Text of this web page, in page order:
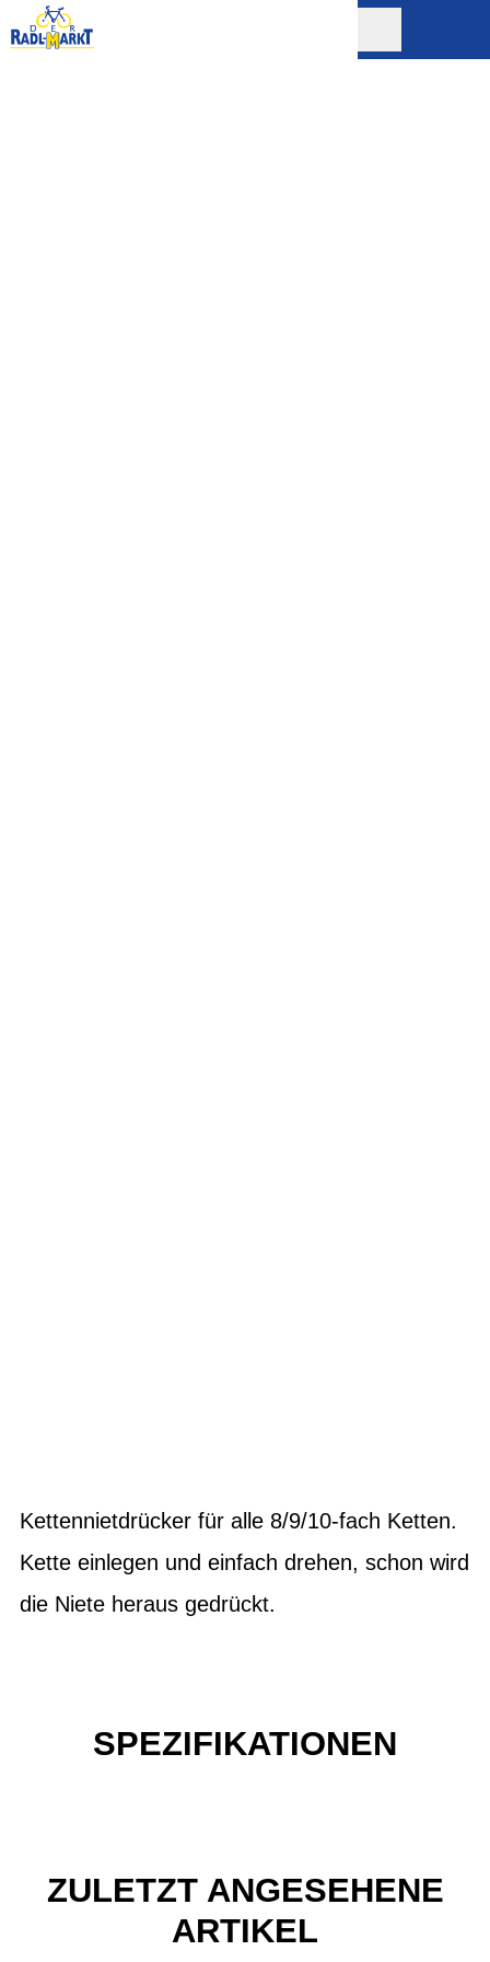
Kettennietdrücker für alle 8/9/10-fach Ketten.
Kette einlegen und einfach drehen, schon wird
die Niete heraus gedrückt.
SPEZIFIKATIONEN
ZULETZT ANGESEHENE
ARTIKEL